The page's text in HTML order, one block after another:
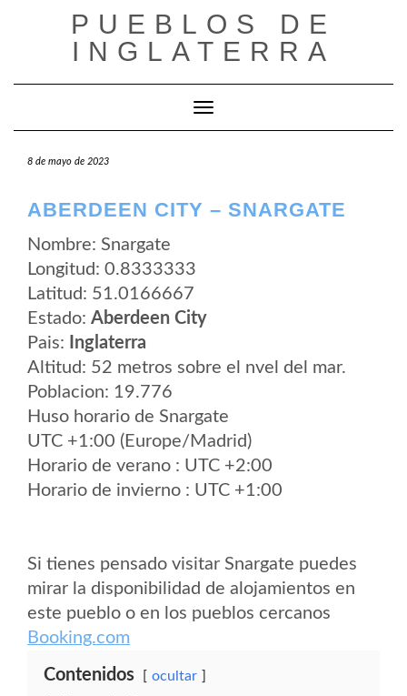
PUEBLOS DE
INGLATERRA
Cambiar modo de navegación
8 de mayo de 2023
ABERDEEN CITY – SNARGATE
Nombre: Snargate
Longitud: 0.8333333
Latitud: 51.0166667
Estado: Aberdeen City
Pais:
Inglaterra
Altitud: 52 metros sobre el nvel del mar.
Poblacion: 19.776
Huso horario de Snargate
UTC +1:00 (Europe/Madrid)
Horario de verano : UTC +2:00
Horario de invierno : UTC +1:00
Si tienes pensado visitar Snargate puedes
mirar la disponibilidad de alojamientos en
este pueblo o en los pueblos cercanos
Booking.com
Contenidos ocultar